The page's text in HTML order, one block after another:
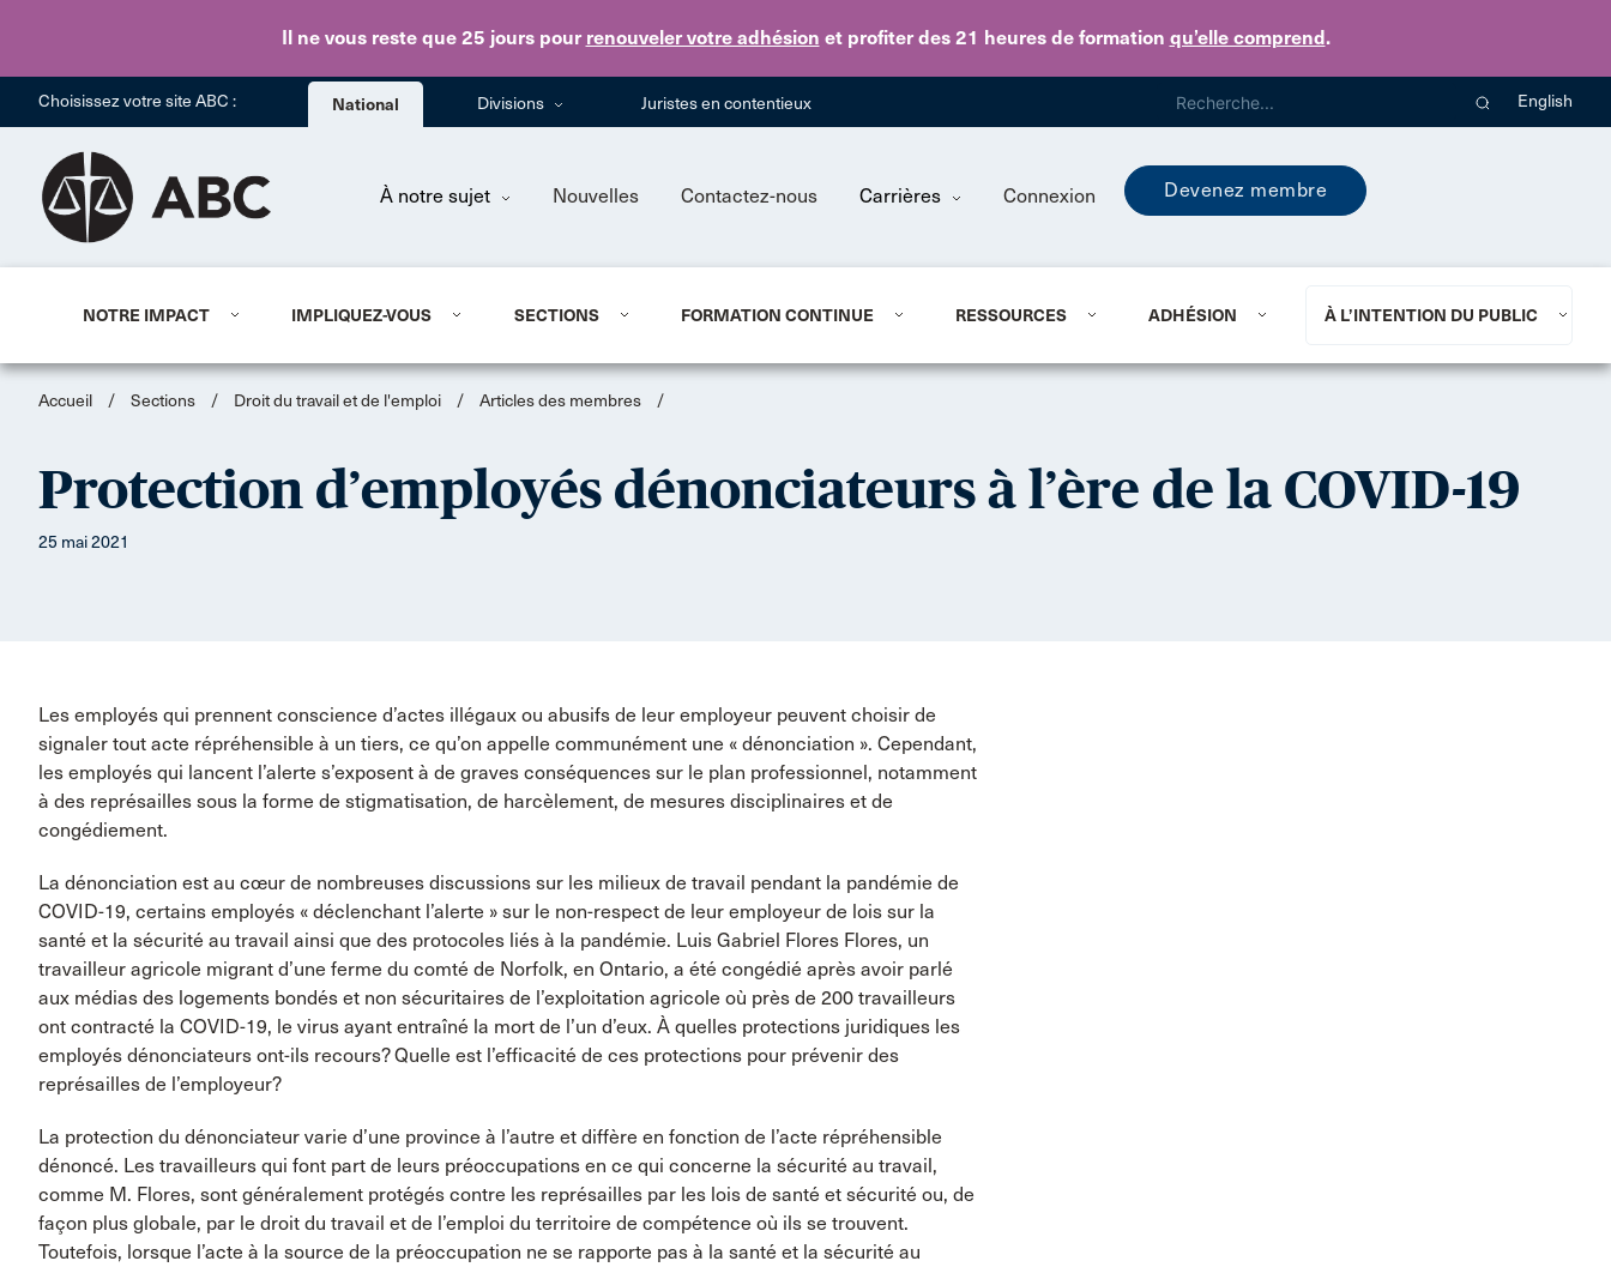
Il ne vous reste que 25 jourspour renouveler votre adhésion et profiter des 21 heures de formation qu’elle comprend.
Skip to main content
Choisissez votre site ABC : National Divisions Juristes en contentieux English
À notre sujet Nouvelles Contactez-nous Carrières Connexion Devenez membre
NOTRE IMPACT IMPLIQUEZ-VOUS SECTIONS FORMATION CONTINUE RESSOURCES ADHÉSION À L’INTENTION DU PUBLIC
Accueil / Sections / Droit du travail et de l'emploi / Articles des membres /
Protection d’employés dénonciateurs à l’ère de la COVID-19
25 mai 2021
Les employés qui prennent conscience d’actes illégaux ou abusifs de leur employeur peuvent choisir de
signaler tout acte répréhensible à un tiers, ce qu’on appelle communément une « dénonciation ». Cependant,
les employés qui lancent l’alerte s’exposent à de graves conséquences sur le plan professionnel, notamment
à des représailles sous la forme de stigmatisation, de harcèlement, de mesures disciplinaires et de
congédiement.
La dénonciation est au cœur de nombreuses discussions sur les milieux de travail pendant la pandémie de
COVID-19, certains employés « déclenchant l’alerte » sur le non-respect de leur employeur de lois sur la
santé et la sécurité au travail ainsi que des protocoles liés à la pandémie. Luis Gabriel Flores Flores, un
travailleur agricole migrant d’une ferme du comté de Norfolk, en Ontario, a été congédié après avoir parlé
aux médias des logements bondés et non sécuritaires de l’exploitation agricole où près de 200 travailleurs
ont contracté la COVID-19, le virus ayant entraîné la mort de l’un d’eux. À quelles protections juridiques les
employés dénonciateurs ont-ils recours? Quelle est l’efficacité de ces protections pour prévenir des
représailles de l’employeur?
La protection du dénonciateur varie d’une province à l’autre et diffère en fonction de l’acte répréhensible
dénoncé. Les travailleurs qui font part de leurs préoccupations en ce qui concerne la sécurité au travail,
comme M. Flores, sont généralement protégés contre les représailles par les lois de santé et sécurité ou, de
façon plus globale, par le droit du travail et de l’emploi du territoire de compétence où ils se trouvent.
Toutefois, lorsque l’acte à la source de la préoccupation ne se rapporte pas à la santé et la sécurité au